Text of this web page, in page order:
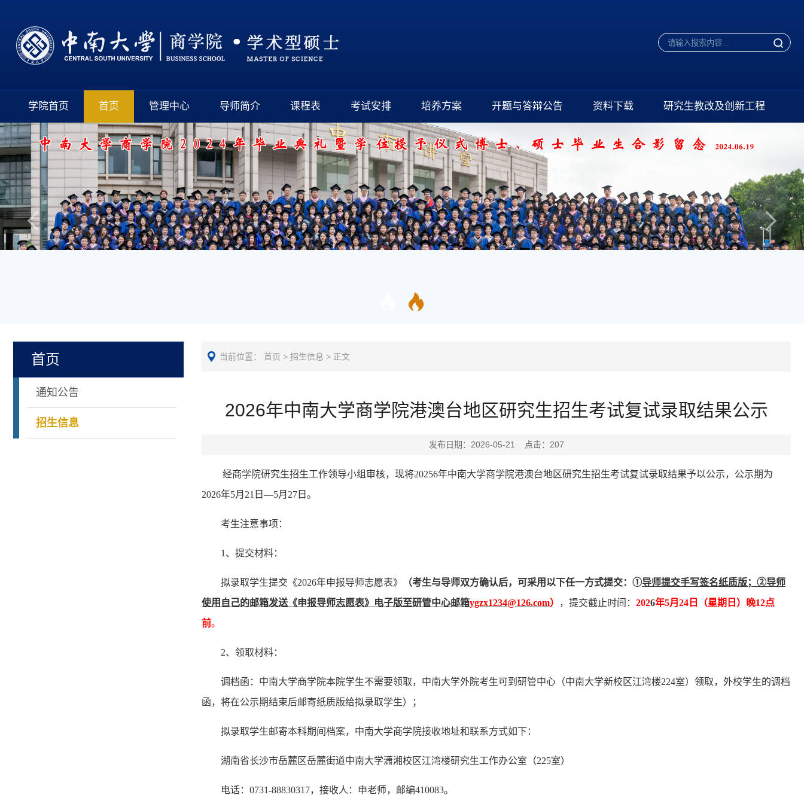
学院首页 首页 管理中心 导师简介 课程表 考试安排 培养方案 开题与答辩公告 资料下载 研究生教改及创新工程
首页
通知公告
招生信息
当前位置： 首页 > 招生信息 > 正文
2026年中南大学商学院港澳台地区研究生招生考试复试录取结果公示
发布日期：2026-05-21 点击： 207
经商学院研究生招生工作领导小组审核，现将20256年中南大学商学院港澳台地区研究生招生考试复试录取结果予以公示，公示期为
2026年5月 21 日 —5月 27 日。
考生注意事项：
1、提交材料：
拟录取学生提交《2026年申报导师志愿表》 （考生与导师双方确认后，可采用以下任一方式提交： ①导师提交手写签名纸质版； ②导师
使用自己的邮箱发送 《申报导师志愿表》 电子版至研管中心邮箱ygzx1234@126.com） ，提交截止时间： 2026年5月 24 日（星期 日 ）晚12点
前。
2、领取材料：
调档函 ： 中南大学商学院本院学生不需要领取，中南大学外院考生可到研管中心（中南大学新校区江湾楼224室）领取，外校学生的调档
函，将在公示期结束后邮寄纸质版给拟录取学生）；
拟录取学生邮寄本科期间档案，中南大学商学院接收地址和联系方式如下：
湖南省长沙市岳麓区岳麓街道中南大学潇湘校区江湾楼研究生工作办公室（225室）
电话： 0731-88830317，接收人： 申老师，邮编410083。